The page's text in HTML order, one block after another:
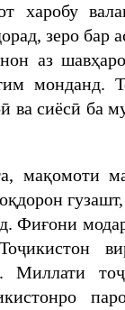
харобу
зеро бар
аз
монданд.
ва сиёсӣ ба
мақомоти
Фиғони